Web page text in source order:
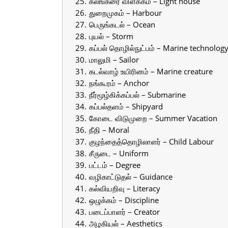
துறைமுகம் – Harbour
பெருங்கடல் – Ocean
புயல் – Storm
கப்பல் தொழில்நுட்பம் – Marine technology
மாலுமி – Sailor
கடல்வாழ் உயிரினம் – Marine creature
நங்கூரம் – Anchor
நீர்மூழ்கிக்கப்பல் – Submarine
கப்பல்தளம் – Shipyard
கோடை விடுமுறை – Summer Vacation
நீதி – Moral
குழந்தைத்தொழிலாளர் – Child Labour
சீருடை – Uniform
பட்டம் – Degree
வழிகாட்டுதல் – Guidance
கல்வியறிவு – Literacy
ஒழுக்கம் – Discipline
படைப்பாளர் – Creator
அழகியல் – Aesthetics